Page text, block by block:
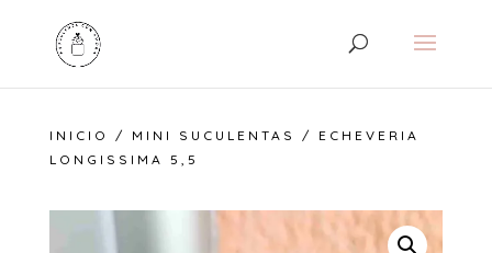
INICIO / MINI SUCULENTAS
/ ECHEVERIA
LONGISSIMA 5,5